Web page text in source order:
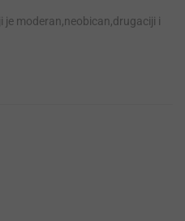
je moderan,neobican,drugaciji i